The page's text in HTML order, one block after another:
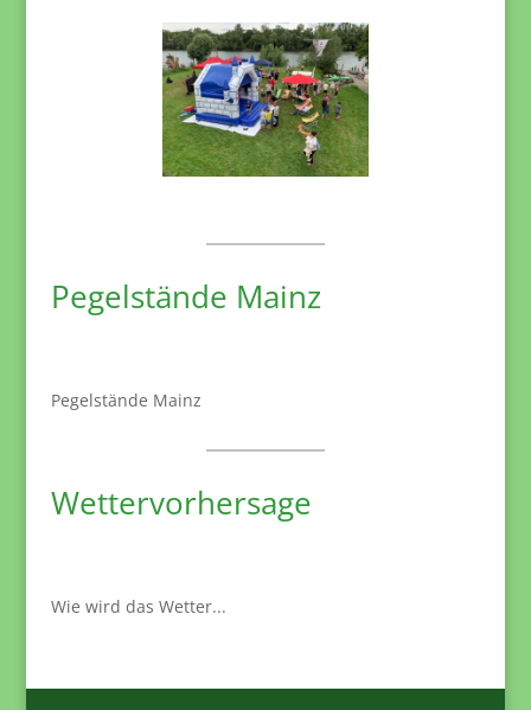
Pegelstände Mainz
Pegelstände Mainz
Wettervorhersage
Wie wird das Wetter...